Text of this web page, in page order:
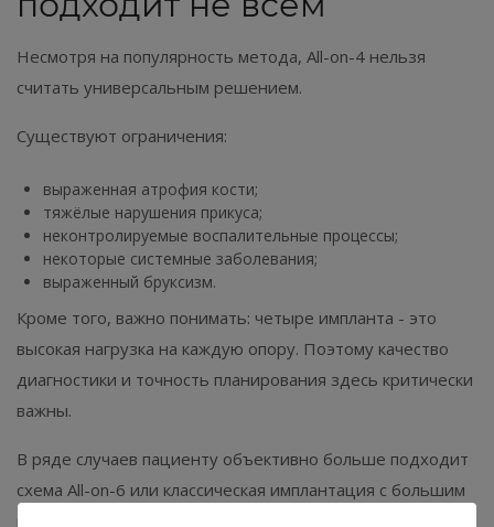
Несмотря на популярность метода, All-on-4 нельзя
считать универсальным решением.
Существуют ограничения:
выраженная атрофия кости;
тяжёлые нарушения прикуса;
неконтролируемые воспалительные процессы;
некоторые системные заболевания;
выраженный бруксизм.
Кроме того, важно понимать: четыре импланта - это
высокая нагрузка на каждую опору. Поэтому качество
диагностики и точность планирования здесь критически
важны.
В ряде случаев пациенту объективно больше подходит
схема All-on-6 или классическая имплантация с большим